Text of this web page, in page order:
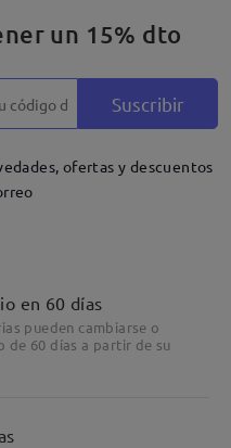
un 15% dto
Suscribir
ofertas y descuentos
en 60 días
pueden cambiarse o
de 60 días a partir de su